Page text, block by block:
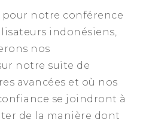
pour notre conférence
indonésiens,
nos
notre suite de
avancées et où nos
se joindront à
de la manière dont